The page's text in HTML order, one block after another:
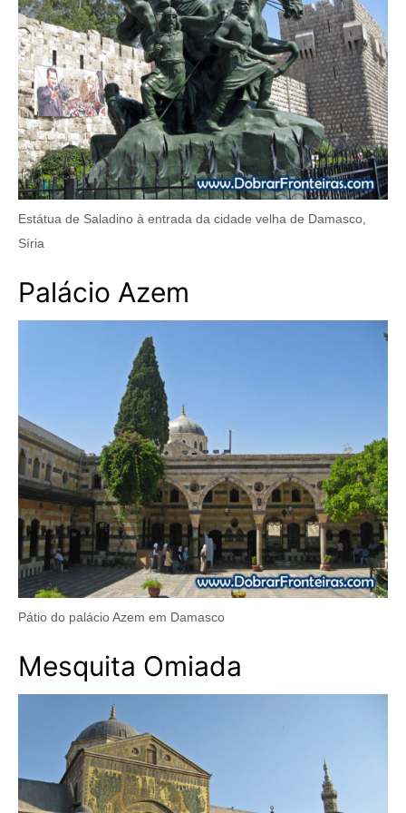
Estátua de Saladino à entrada da cidade velha de Damasco,
Síria
Palácio Azem
Pátio do palácio Azem em Damasco
Mesquita Omiada